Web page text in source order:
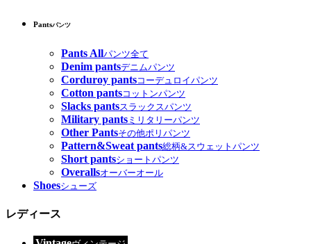
Pantsパンツ
Pants Allパンツ全て
Denim pantsデニムパンツ
Corduroy pantsコーデュロイパンツ
Cotton pantsコットンパンツ
Slacks pantsスラックスパンツ
Military pants ミリタリーパンツ
Other Pantsその他ポリパンツ
Pattern&Sweat pants総柄&スウェットパンツ
Short pantsショートパンツ
Overallsオーバーオール
Shoesシューズ
レディース